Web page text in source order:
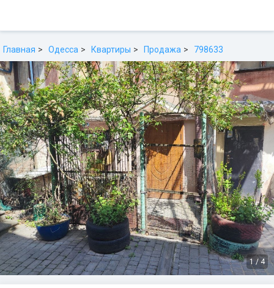
Главная Одесса Квартиры Продажа 798633
1 / 4